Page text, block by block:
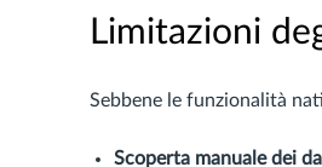
Limitazioni
Sebbene le funzionalità
Scoperta manuale dei